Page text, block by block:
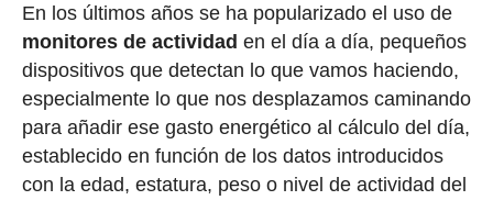
En los últimos años se ha popularizado el uso de
monitores de actividad en el día a día, pequeños
dispositivos que detectan lo que vamos haciendo,
especialmente lo que nos desplazamos caminando
para añadir ese gasto energético al cálculo del día,
establecido en función de los datos introducidos
con la edad, estatura, peso o nivel de actividad del